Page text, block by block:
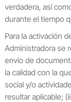
verdadera, así
durante el tiempo
Para la activación
Administradora se
envío de
la calidad con la
social y/o
resultar aplicable;